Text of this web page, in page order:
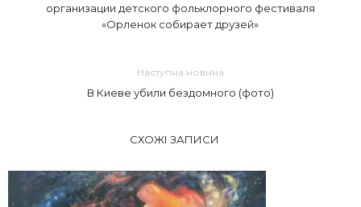
организации детского фольклорного фестиваля
«Орленок собирает друзей»
Наступна новина
В Киеве убили бездомного (фото)
СХОЖІ ЗАПИСИ